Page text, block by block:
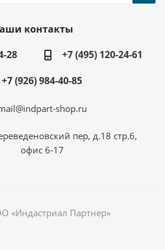
контакты
28
+7 (495) 120-24-61
+7 (926) 984-40-85
shop.ru
пер, д.18 стр.6,
офис 6-17
«Индастриал Партнер»